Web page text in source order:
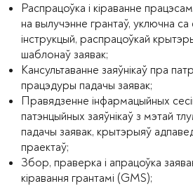
Распрацоўка і кіраванне
на вылучэнне грантаў, уключна
інструкцый, распрацоўкай
шаблонаў заявак;
Кансультаванне заяўнікаў пра
працэдуры падачы заявак;
Правядзенне інфармацыйных
патэнцыйных заяўнікаў з мэтай
падачы заявак, крытэрыяў
праектаў;
Збор, праверка і апрацоўка
кіравання грантамі (GMS);